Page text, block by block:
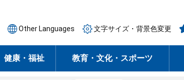
Other Languages 文字サイズ・背景色変更
健康・福祉 教育・文化・スポーツ